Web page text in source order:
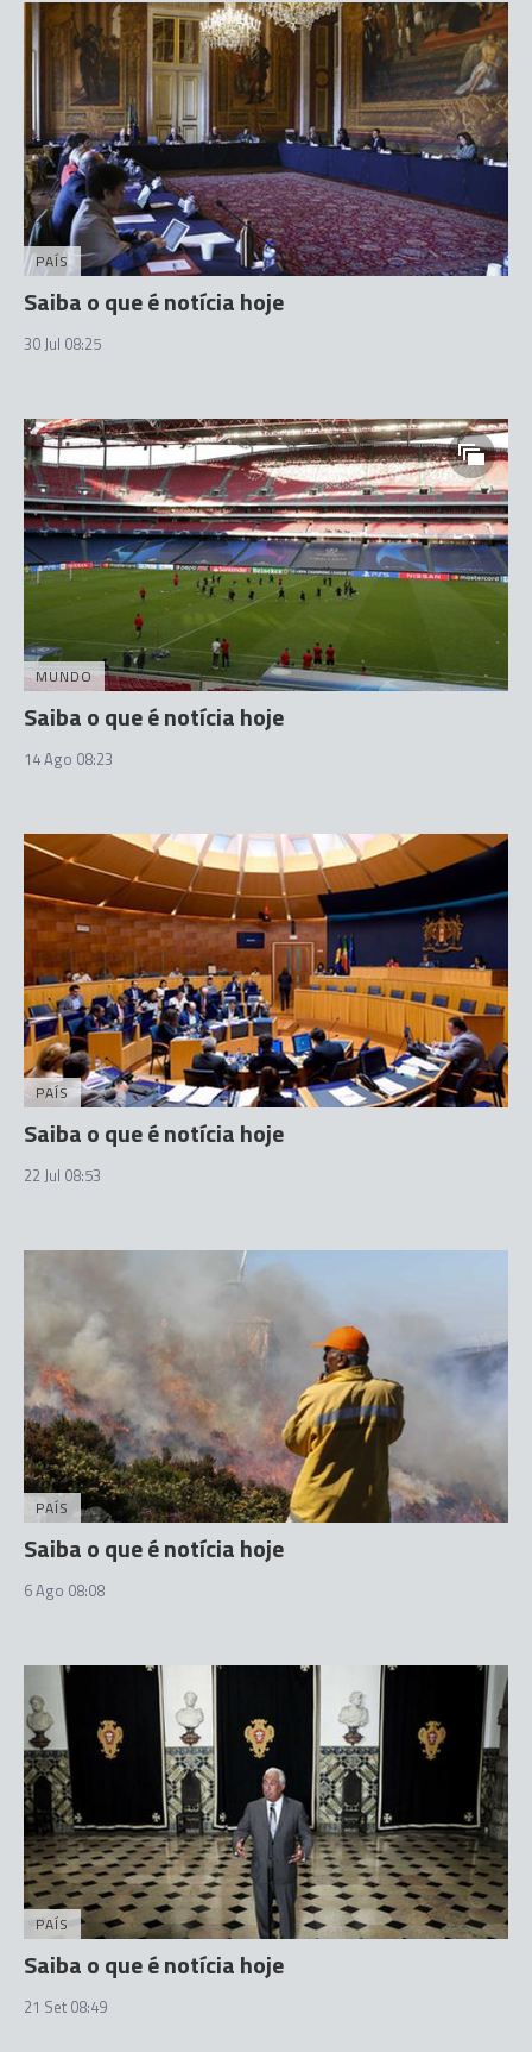
PAÍS
Saiba o que é notícia hoje
30 Jul 08:25
MUNDO
Saiba o que é notícia hoje
14 Ago 08:23
PAÍS
Saiba o que é notícia hoje
22 Jul 08:53
PAÍS
Saiba o que é notícia hoje
6 Ago 08:08
PAÍS
Saiba o que é notícia hoje
21 Set 08:49